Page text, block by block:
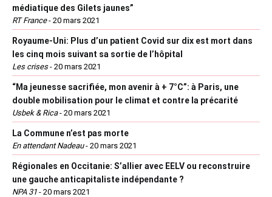
médiatique des Gilets jaunes”
RT France- 20 mars 2021
Royaume-Uni: Plus d’un patient Covid sur dix est mort dans
les cinq mois suivant sa sortie de l’hôpital
Les crises- 20 mars 2021
“Ma jeunesse sacrifiée, mon avenir à + 7°C”: à Paris, une
double mobilisation pour le climat et contre la précarité
Usbek & Rica- 20 mars 2021
La Commune n’est pas morte
En attendant Nadeau- 20 mars 2021
Régionales en Occitanie: S’allier avec EELV ou reconstruire
une gauche anticapitaliste indépendante ?
NPA 31 - 20 mars 2021